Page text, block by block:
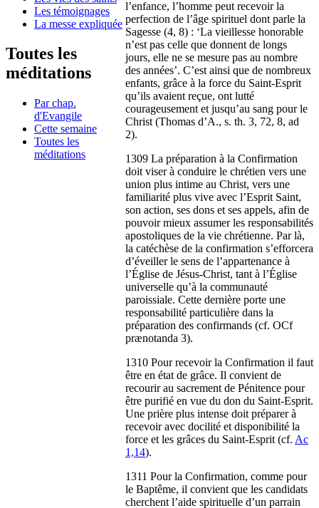
Les témoignages
La messe expliquée
Toutes les
méditations
Par chap.
d'Evangile
Cette semaine
Toutes les
méditations
l’enfance, l’homme peut recevoir la
perfection de l’âge spirituel dont parle la
Sagesse (4, 8) : ‘La vieillesse honorable
n’est pas celle que donnent de longs
jours, elle ne se mesure pas au nombre
des années’. C’est ainsi que de nombreux
enfants, grâce à la force du Saint-Esprit
qu’ils avaient reçue, ont lutté
courageusement et jusqu’au sang pour le
Christ (Thomas d’A., s. th. 3, 72, 8, ad
2).
1309 La préparation à la Confirmation
doit viser à conduire le chrétien vers une
union plus intime au Christ, vers une
familiarité plus vive avec l’Esprit Saint,
son action, ses dons et ses appels, afin de
pouvoir mieux assumer les responsabilités
apostoliques de la vie chrétienne. Par là,
la catéchèse de la confirmation s’efforcera
d’éveiller le sens de l’appartenance à
l’Église de Jésus-Christ, tant à l’Église
universelle qu’à la communauté
paroissiale. Cette dernière porte une
responsabilité particulière dans la
préparation des confirmands (cf. OCf
prænotanda 3).
1310 Pour recevoir la Confirmation il faut
être en état de grâce. Il convient de
recourir au sacrement de Pénitence pour
être purifié en vue du don du Saint-Esprit.
Une prière plus intense doit préparer à
recevoir avec docilité et disponibilité la
force et les grâces du Saint-Esprit (cf. Ac
1,14).
1311 Pour la Confirmation, comme pour
le Baptême, il convient que les candidats
cherchent l’aide spirituelle d’un parrain